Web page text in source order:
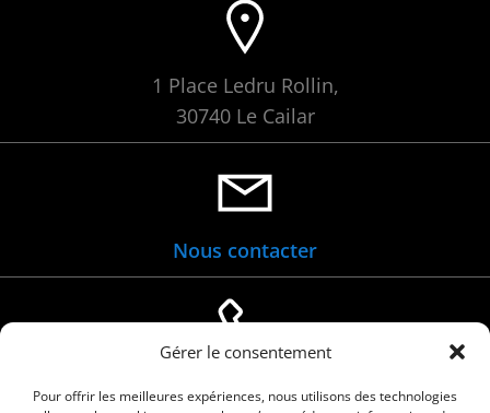
Gérer le consentement
Pour offrir les meilleures expériences, nous utilisons des technologies
1 Place Ledru Rollin,
30740 Le Cailar
Nous contacter
04 66 88 01 05